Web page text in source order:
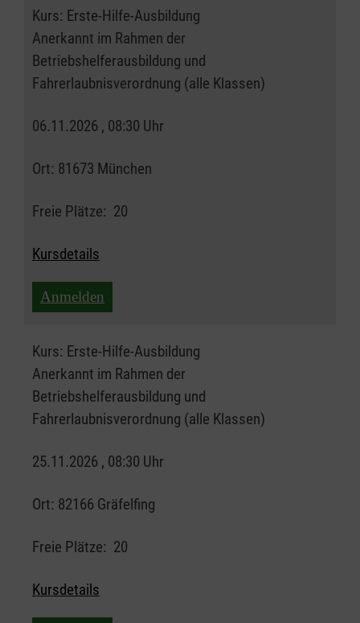
Kurs: Erste-Hilfe-Ausbildung
Anerkannt im Rahmen der
Betriebshelferausbildung und
Fahrerlaubnisverordnung (alle Klassen)
06.11.2026 , 08:30 Uhr
Ort: 81673 München
Freie Plätze: 20
Kursdetails
Anmelden
Kurs: Erste-Hilfe-Ausbildung
Anerkannt im Rahmen der
Betriebshelferausbildung und
Fahrerlaubnisverordnung (alle Klassen)
25.11.2026 , 08:30 Uhr
Ort: 82166 Gräfelfing
Freie Plätze: 20
Kursdetails